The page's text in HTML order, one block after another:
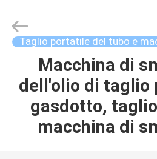
CASA
PRODOTTI
Bohyar
Engineering
Material
Technology(Suzhou)Co.,
Reserved.
Taglio portatile del tubo e
Macchina di
dell'olio di taglio
gasdotto,
macchina di